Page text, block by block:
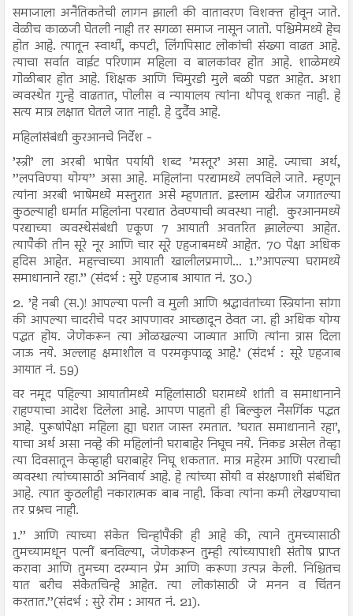
समाजाला अनैतिकतेची लागन झाली की वातावरण विशक्त होवून जाते.
वेळीच काळजी घेतली नाही तर सगळा समाज नासून जातो. पश्चिमेमध्ये हेच
होत आहे. त्यातून स्वार्थी, कपटी, लिंगपिसाट लोकांची संख्या वाढत आहे.
त्याचा सर्वात वाईट परिणाम महिला व बालकांवर होत आहे. शाळेमध्ये
गोळीबार होत आहे. शिक्षक आणि चिमुरडी मुले बळी पडत आहेत. अशा
व्यवस्थेत गुन्हे वाढतात, पोलीस व न्यायालय त्यांना थोपवू शकत नाही. हे
सत्य मात्र लक्षात घेतले जात नाही. हे दुर्दैव आहे.
महिलांसंबंधी कुरआनचे निर्देश -
’स्त्री’ ला अरबी भाषेत पर्यायी शब्द ’मस्तूर’ असा आहे. ज्याचा अर्थ,
’’लपविण्या योग्य’’ असा आहे. महिलांना परद्यामध्ये लपविले जाते. म्हणून
त्यांना अरबी भाषेमध्ये मस्तुरात असे म्हणतात. इस्लाम खेरीज जगातल्या
कुठल्याही धर्मात महिलांना परद्यात ठेवण्याची व्यवस्था नाही. कुरआनमध्ये
परद्याच्या व्यवस्थेसंबंधी एकूण 7 आयाती अवतरित झालेल्या आहेत.
त्यापैकी तीन सूरे नूर आणि चार सूरे एहजाबमध्ये आहेत. 70 पेक्षा अधिक
हदिस आहेत. महत्त्वाच्या आयाती खालीलप्रमाणे... 1.’’आपल्या घरामध्ये
समाधानाने रहा.’’ (संदर्भ : सुरे एहजाब आयात नं. 30.)
2. ’हे नबी (स.)! आपल्या पत्नी व मुली आणि श्रद्धावंतांच्या स्त्रियांना सांगा
की आपल्या चादरीचे पदर आपणावर आच्छादून ठेवत जा. ही अधिक योग्य
पद्धत होय. जेणेकरून त्या ओळखल्या जाव्यात आणि त्यांना त्रास दिला
जाऊ नये. अल्लाह क्षमाशील व परमकृपाळू आहे.’ (संदर्भ : सूरे एहजाब
आयात नं. 59)
वर नमूद पहिल्या आयातीमध्ये महिलांसाठी घरामध्ये शांती व समाधानाने
राहण्याचा आदेश दिलेला आहे. आपण पाहतो ही बिल्कुल नैसर्गिक पद्धत
आहे. पुरूषांपेक्षा महिला ह्या घरात जास्त रमतात. ’घरात समाधानाने रहा’,
याचा अर्थ असा नव्हे की महिलांनी घराबाहेर निघूच नये. निकड असेल तेव्हा
त्या दिवसातून केव्हाही घराबाहेर निघू शकतात. मात्र महेरम आणि परद्याची
व्यवस्था त्यांच्यासाठी अनिवार्य आहे. हे त्यांच्या सोयी व संरक्षणाशी संबंधित
आहे. त्यात कुठलीही नकारात्मक बाब नाही. किंवा त्यांना कमी लेखण्याचा
तर प्रश्नच नाही.
1.’’ आणि त्याच्या संकेत चिन्हांपैकी ही आहे की, त्याने तुमच्यासाठी
तुमच्यामधून पत्नीं बनविल्या, जेणेकरून तुम्ही त्यांच्यापाशी संतोष प्राप्त
करावा आणि तुमच्या दरम्यान प्रेम आणि करूणा उत्पन्न केली. निश्चितच
यात बरीच संकेतचिन्हे आहेत. त्या लोकांसाठी जे मनन व चिंतन
करतात.’’(संदर्भ : सुरे रोम : आयत नं. 21).